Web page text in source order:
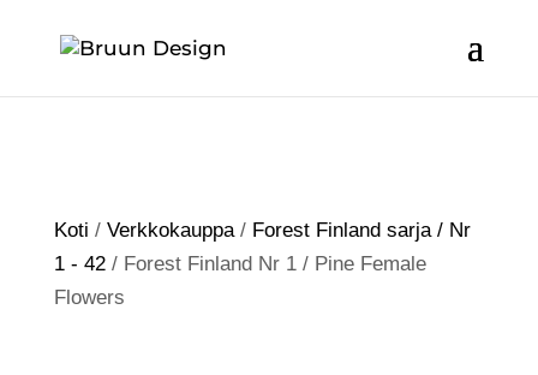
Koti / Verkkokauppa/ Forest Finland sarja / Nr
1 - 42/ Forest Finland Nr 1 / Pine Female
Flowers